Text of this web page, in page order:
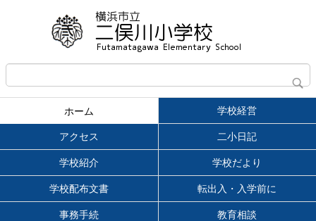
ホーム 学校経営
アクセス 二小日記
学校紹介 学校だより
学校配布文書 転出入・入学前に
事務手続 教育相談